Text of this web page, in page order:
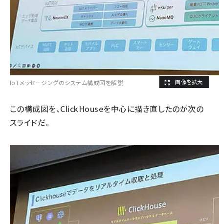
IoTメッセージングのシステム構成図を解説
この構成図を、ClickHouseを中心に描き直したのが次の
スライドだ。